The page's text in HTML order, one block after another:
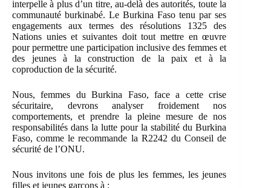
interpelle à plus d’un titre, au-delà des autorités, toute la
communauté burkinabé. Le Burkina Faso tenu par ses
engagements aux termes des résolutions 1325 des
Nations unies et suivantes doit tout mettre en œuvre
pour permettre une participation inclusive des femmes et
des jeunes à la construction de la paix et à la
coproduction de la sécurité.
Nous, femmes du Burkina Faso, face a cette crise
sécuritaire, devrons analyser froidement nos
comportements, et prendre la pleine mesure de nos
responsabilités dans la lutte pour la stabilité du Burkina
Faso, comme le recommande la R2242 du Conseil de
sécurité de l’ONU.
Nous invitons une fois de plus les femmes, les jeunes
filles et jeunes garçons à :